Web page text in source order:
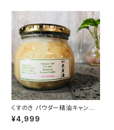
くすのき パウダー精油キャンド
ル
¥4,999